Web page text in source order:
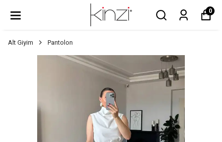
0
Alt Giyim Pantolon